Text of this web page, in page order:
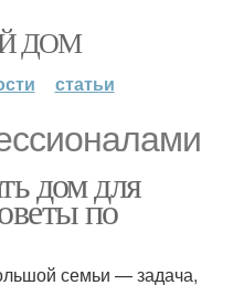
ДОМ
статьи
дом для
по
семьи — задача,